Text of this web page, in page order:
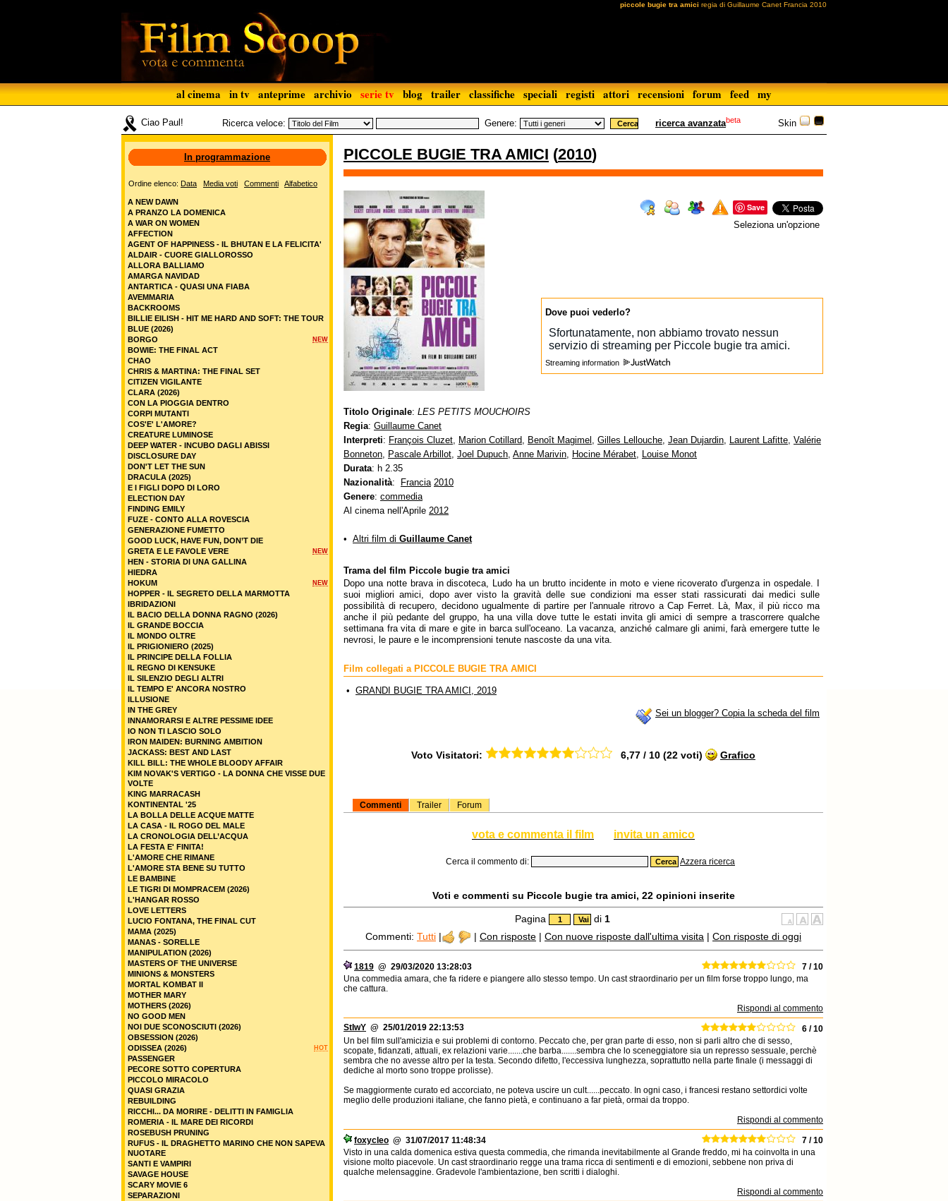
piccole bugie tra amici regia di Guillaume Canet Francia 2010
al cinema in tv anteprime archivio serie tv blog trailer classifiche speciali registi attori recensioni forum feed my
Skin
Ciao Paul! Ricerca veloce: Genere: ricerca avanzatabeta
PICCOLE BUGIE TRA AMICI (2010)
Save
Seleziona un'opzione
Dove puoi vederlo?
Streaming information
Titolo Originale: LES PETITS MOUCHOIRS
Regia: Guillaume Canet
Interpreti: François Cluzet, Marion Cotillard, Benoît Magimel , Gilles Lellouche, Jean Dujardin, Laurent Lafitte, Valérie
Bonneton, Pascale Arbillot, Joel Dupuch, Anne Marivin, Hocine Mérabet, Louise Monot
Durata: h 2.35
Nazionalità: Francia 2010
Genere: commedia
Al cinema nell'Aprile 2012
• Altri film di Guillaume Canet
Trama del film Piccole bugie tra amici
Dopo una notte brava in discoteca, Ludo ha un brutto incidente in moto e viene ricoverato d'urgenza in ospedale. I
suoi migliori amici, dopo aver visto la gravità delle sue condizioni ma esser stati rassicurati dai medici sulle
possibilità di recupero, decidono ugualmente di partire per l'annuale ritrovo a Cap Ferret. Là, Max, il più ricco ma
anche il più pedante del gruppo, ha una villa dove tutte le estati invita gli amici di sempre a trascorrere qualche
settimana fra vita di mare e gite in barca sull'oceano. La vacanza, anziché calmare gli animi, farà emergere tutte le
nevrosi, le paure e le incomprensioni tenute nascoste da una vita.
Film collegati a PICCOLE BUGIE TRA AMICI
• GRANDI BUGIE TRA AMICI, 2019
Sei un blogger? Copia la scheda del film
Voto Visitatori: 6,77 / 10 (22 voti) Grafico
Commenti Trailer Forum
vota e commenta il film invita un amico
Cerca il commento di: Azzera ricerca
Voti e commenti su Piccole bugie tra amici, 22 opinioni inserite
Pagina di 1
Commenti: Tutti | | Con risposte | Con nuove risposte dall'ultima visita | Con risposte di oggi
1819 @ 29/03/2020 13:28:03
7 / 10
Una commedia amara, che fa ridere e piangere allo stesso tempo. Un cast straordinario per un film forse troppo lungo, ma
che cattura.
Rispondi al commento
StIwY @ 25/01/2019 22:13:53
6 / 10
Un bel film sull'amicizia e sui problemi di contorno. Peccato che, per gran parte di esso, non si parli altro che di sesso,
scopate, fidanzati, attuali, ex relazioni varie.......che barba.......sembra che lo sceneggiatore sia un represso sessuale, perchè
sembra che no avesse altro per la testa. Secondo difetto, l'eccessiva lunghezza, soprattutto nella parte finale (i messaggi di
dediche al morto sono troppe prolisse).
Se maggiormente curato ed accorciato, ne poteva uscire un cult......peccato. In ogni caso, i francesi restano settordici volte
meglio delle produzioni italiane, che fanno pietà, e continuano a far pietà, ormai da troppo.
Rispondi al commento
foxycleo @ 31/07/2017 11:48:34
7 / 10
Visto in una calda domenica estiva questa commedia, che rimanda inevitabilmente al Grande freddo, mi ha coinvolta in una
visione molto piacevole. Un cast straordinario regge una trama ricca di sentimenti e di emozioni, sebbene non priva di
qualche melensaggine. Gradevole l'ambientazione, ben scritti i dialoghi.
Rispondi al commento
In programmazione
Ordine elenco: Data Media voti Commenti Alfabetico
A NEW DAWN
A PRANZO LA DOMENICA
A WAR ON WOMEN
AFFECTION
AGENT OF HAPPINESS - IL BHUTAN E LA FELICITA'
ALDAIR - CUORE GIALLOROSSO
ALLORA BALLIAMO
AMARGA NAVIDAD
ANTARTICA - QUASI UNA FIABA
AVEMMARIA
BACKROOMS
BILLIE EILISH - HIT ME HARD AND SOFT: THE TOUR
BLUE (2026)
NEW
BORGO
BOWIE: THE FINAL ACT
CHAO
CHRIS & MARTINA: THE FINAL SET
CITIZEN VIGILANTE
CLARA (2026)
CON LA PIOGGIA DENTRO
CORPI MUTANTI
COS'E' L'AMORE?
CREATURE LUMINOSE
DEEP WATER - INCUBO DAGLI ABISSI
DISCLOSURE DAY
DON'T LET THE SUN
DRACULA (2025)
E I FIGLI DOPO DI LORO
ELECTION DAY
FINDING EMILY
FUZE - CONTO ALLA ROVESCIA
GENERAZIONE FUMETTO
GOOD LUCK, HAVE FUN, DON’T DIE
NEW
GRETA E LE FAVOLE VERE
HEN - STORIA DI UNA GALLINA
HIEDRA
NEW
HOKUM
HOPPER - IL SEGRETO DELLA MARMOTTA
IBRIDAZIONI
IL BACIO DELLA DONNA RAGNO (2026)
IL GRANDE BOCCIA
IL MONDO OLTRE
IL PRIGIONIERO (2025)
IL PRINCIPE DELLA FOLLIA
IL REGNO DI KENSUKE
IL SILENZIO DEGLI ALTRI
IL TEMPO E' ANCORA NOSTRO
ILLUSIONE
IN THE GREY
INNAMORARSI E ALTRE PESSIME IDEE
IO NON TI LASCIO SOLO
IRON MAIDEN: BURNING AMBITION
JACKASS: BEST AND LAST
KILL BILL: THE WHOLE BLOODY AFFAIR
KIM NOVAK'S VERTIGO - LA DONNA CHE VISSE DUE
VOLTE
KING MARRACASH
KONTINENTAL '25
LA BOLLA DELLE ACQUE MATTE
LA CASA - IL ROGO DEL MALE
LA CRONOLOGIA DELL’ACQUA
LA FESTA E' FINITA!
L'AMORE CHE RIMANE
L'AMORE STA BENE SU TUTTO
LE BAMBINE
LE TIGRI DI MOMPRACEM (2026)
L'HANGAR ROSSO
LOVE LETTERS
LUCIO FONTANA, THE FINAL CUT
MAMA (2025)
MANAS - SORELLE
MANIPULATION (2026)
MASTERS OF THE UNIVERSE
MINIONS & MONSTERS
MORTAL KOMBAT II
MOTHER MARY
MOTHERS (2026)
NO GOOD MEN
NOI DUE SCONOSCIUTI (2026)
OBSESSION (2026)
HOT
ODISSEA (2026)
PASSENGER
PECORE SOTTO COPERTURA
PICCOLO MIRACOLO
QUASI GRAZIA
REBUILDING
RICCHI... DA MORIRE - DELITTI IN FAMIGLIA
ROMERIA - IL MARE DEI RICORDI
ROSEBUSH PRUNING
RUFUS - IL DRAGHETTO MARINO CHE NON SAPEVA
NUOTARE
SANTI E VAMPIRI
SAVAGE HOUSE
SCARY MOVIE 6
SEPARAZIONI